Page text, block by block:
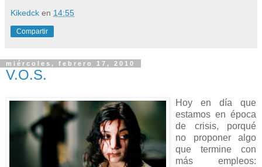
Kikedck en 14:55
Compartir
miércoles, febrero 17, 2010
V.O.S.
Hoy en día que
estamos en época
de crisis, porqué
no proponer algo
que termine con
más empleos: